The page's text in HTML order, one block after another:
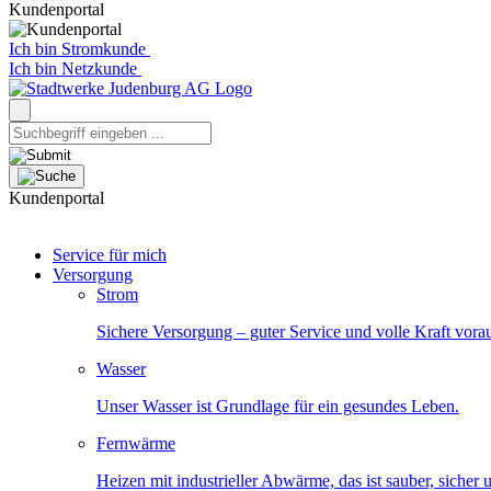
Kundenportal
Ich bin Stromkunde
Ich bin Netzkunde
Kundenportal
Service für mich
Versorgung
Strom
Sichere Versorgung – guter Service und volle Kraft
Wasser
Unser Wasser ist Grundlage für ein gesundes Leben.
Fernwärme
Heizen mit industrieller Abwärme, das ist sauber, sicher